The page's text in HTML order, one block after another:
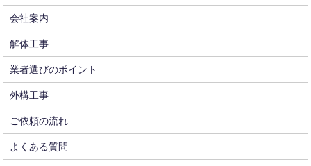
会社案内
解体工事
業者選びのポイント
外構工事
ご依頼の流れ
よくある質問